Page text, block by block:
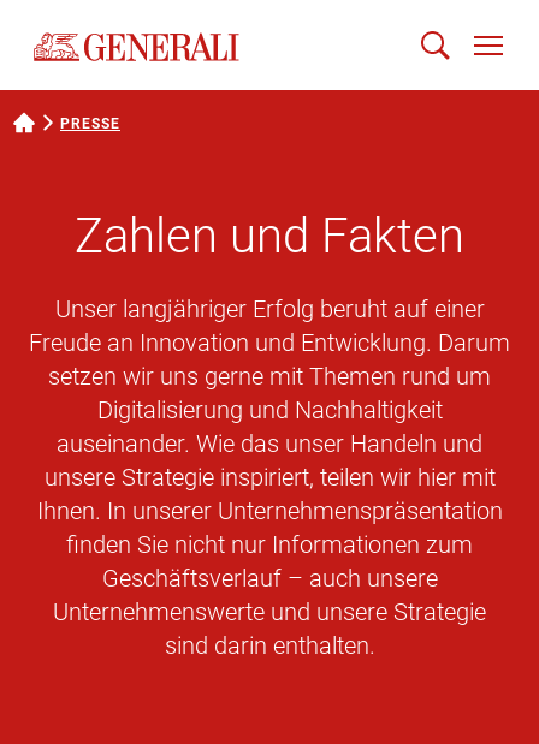
PRESSE
Zahlen und Fakten
Unser langjähriger Erfolg beruht auf einer
Freude an Innovation und Entwicklung. Darum
setzen wir uns gerne mit Themen rund um
Digitalisierung und Nachhaltigkeit
auseinander. Wie das unser Handeln und
unsere Strategie inspiriert, teilen wir hier mit
Ihnen. In unserer Unternehmenspräsentation
finden Sie nicht nur Informationen zum
Geschäftsverlauf – auch unsere
Unternehmenswerte und unsere Strategie
sind darin enthalten.